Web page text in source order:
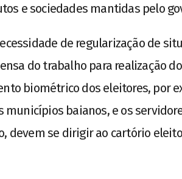
e sociedades mantidas pelo
de regularização de
do trabalho para realização
biométrico dos eleitores, por
municípios baianos, e os
devem se dirigir ao cartório